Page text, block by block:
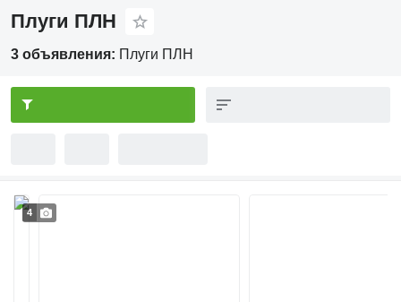
Плуги ПЛН
3 объявления: Плуги ПЛН
4